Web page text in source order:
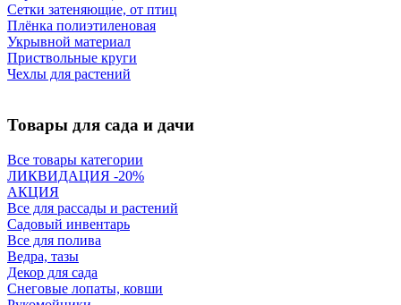
Сетки затеняющие, от птиц
Плёнка полиэтиленовая
Укрывной материал
Приствольные круги
Чехлы для растений
Товары для сада и дачи
Все товары категории
ЛИКВИДАЦИЯ -20%
АКЦИЯ
Все для рассады и растений
Садовый инвентарь
Все для полива
Ведра, тазы
Декор для сада
Снеговые лопаты, ковши